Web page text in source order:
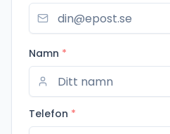
Namn *
Telefon *